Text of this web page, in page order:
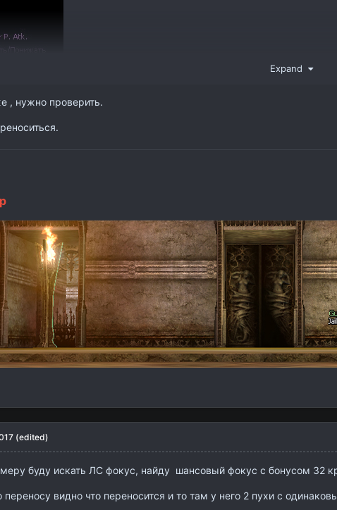
Expand
, нужно проверить.
(edited)
буду искать ЛС фокус, найду шансовый фокус с бонусом 32
переносу видно что переносится и то там у него 2 пухи с